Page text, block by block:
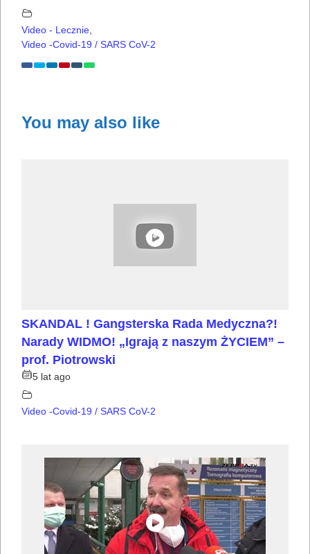
Video - Lecznie,
Video -Covid-19 / SARS CoV-2
You may also like
SKANDAL ! Gangsterska Rada Medyczna?!
Narady WIDMO! „Igrają z naszym ŻYCIEM” –
prof. Piotrowski
5 lat ago
Video -Covid-19 / SARS CoV-2